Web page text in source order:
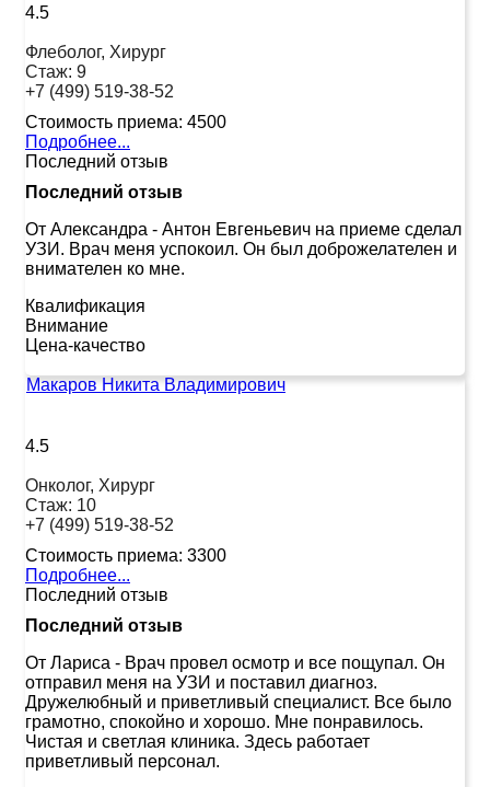
4.5
Флеболог, Хирург
Стаж: 9
+7 (499) 519-38-52
Стоимость приема: 4500
Подробнее...
Последний отзыв
Последний отзыв
От Александра - Антон Евгеньевич на приеме сделал
УЗИ. Врач меня успокоил. Он был доброжелателен и
внимателен ко мне.
Квалификация
Внимание
Цена-качество
Макаров Никита Владимирович
4.5
Онколог, Хирург
Стаж: 10
+7 (499) 519-38-52
Стоимость приема: 3300
Подробнее...
Последний отзыв
Последний отзыв
От Лариса - Врач провел осмотр и все пощупал. Он
отправил меня на УЗИ и поставил диагноз.
Дружелюбный и приветливый специалист. Все было
грамотно, спокойно и хорошо. Мне понравилось.
Чистая и светлая клиника. Здесь работает
приветливый персонал.